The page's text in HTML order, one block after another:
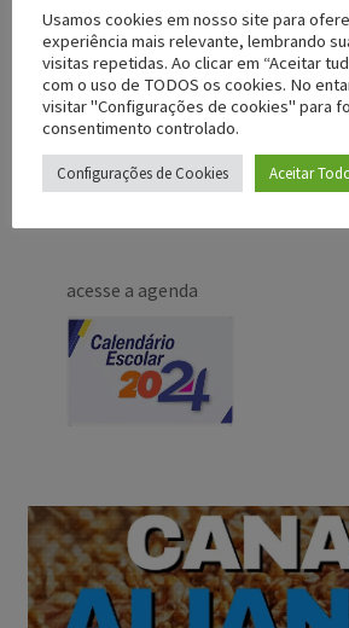
acesse a agenda
Usamos cookies em nosso site para
experiência mais relevante, lembrando
visitas repetidas. Ao clicar em “Aceitar
com o uso de TODOS os cookies. No
visitar "Configurações de cookies" para
consentimento controlado.
Configurações de Cookies Aceitar